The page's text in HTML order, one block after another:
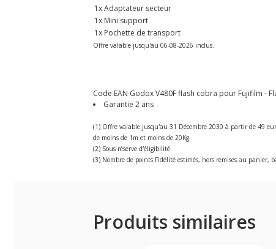
1x Adaptateur secteur
1x Mini support
1x Pochette de transport
Offre valable jusqu'au 06-08-2026 inclus.
Code EAN Godox V480F flash cobra pour Fujifilm -
Garantie 2 ans
(1) Offre valable jusqu'au 31 Décembre 2030 à partir de 49
de moins de 1m et moins de 20Kg.
(2) Sous réserve d'éligibilité.
(3) Nombre de points Fidélité estimés, hors remises au panier,
Produits similaires